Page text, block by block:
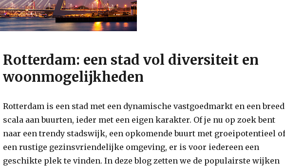
Rotterdam: een stad vol diversiteit en
woonmogelijkheden
Rotterdam is een stad met een dynamische vastgoedmarkt en een breed
scala aan buurten, ieder met een eigen karakter. Of je nu op zoek bent
naar een trendy stadswijk, een opkomende buurt met groeipotentieel of
een rustige gezinsvriendelijke omgeving, er is voor iedereen een
geschikte plek te vinden. In deze blog zetten we de populairste wijken